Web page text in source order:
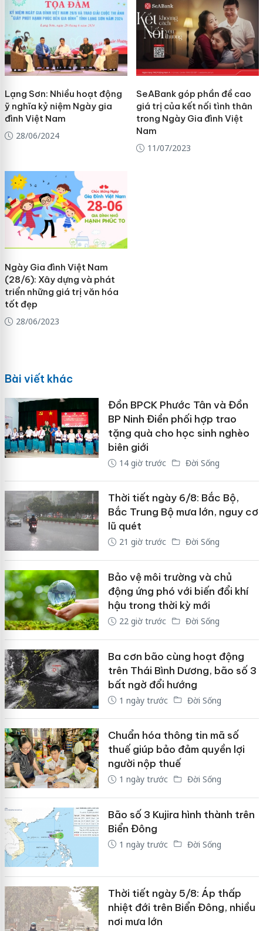
Lạng Sơn: Nhiều hoạt động
ỹ nghĩa kỷ niệm Ngày gia
đình Việt Nam
28/06/2024
SeABank góp phần đề cao
giá trị của kết nối tình thân
trong Ngày Gia đình Việt
Nam
11/07/2023
Ngày Gia đình Việt Nam
(28/6): Xây dựng và phát
triển những giá trị văn hóa
tốt đẹp
28/06/2023
Bài viết khác
Đồn BPCK Phước Tân và Đồn
BP Ninh Điền phối hợp trao
tặng quà cho học sinh nghèo
biên giới
14 giờ trước Đời Sống
Thời tiết ngày 6/8: Bắc Bộ,
Bắc Trung Bộ mưa lớn, nguy cơ
lũ quét
21 giờ trước Đời Sống
Bảo vệ môi trường và chủ
động ứng phó với biến đổi khí
hậu trong thời kỳ mới
22 giờ trước Đời Sống
Ba cơn bão cùng hoạt động
trên Thái Bình Dương, bão số 3
bất ngờ đổi hướng
1 ngày trước Đời Sống
Chuẩn hóa thông tin mã số
thuế giúp bảo đảm quyền lợi
người nộp thuế
1 ngày trước Đời Sống
Bão số 3 Kujira hình thành trên
Biển Đông
1 ngày trước Đời Sống
Thời tiết ngày 5/8: Áp thấp
nhiệt đới trên Biển Đông, nhiều
nơi mưa lớn